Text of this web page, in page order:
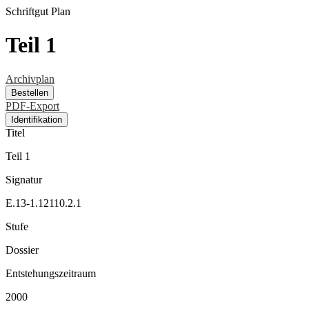
Schriftgut Plan
Teil 1
Archivplan
Bestellen
PDF-Export
Identifikation
Titel
Teil 1
Signatur
E.13-1.12110.2.1
Stufe
Dossier
Entstehungszeitraum
2000